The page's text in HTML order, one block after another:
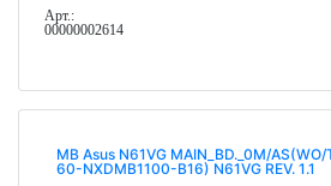
Арт.:
00000002614
MB Asus N61VG MAIN_BD._0M/
60-NXDMB1100-B16) N61VG REV. 1.1